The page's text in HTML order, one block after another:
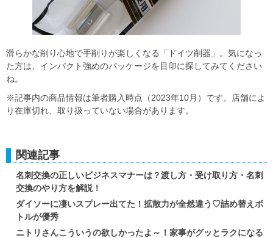
滑らかな削り心地で手削りが楽しくなる「ドイツ削器」。気になっ
た方は、インパクト強めのパッケージを目印に探してみてください
ね。
※記事内の商品情報は筆者購入時点（2023年10月）です。店舗によ
り在庫切れ、取り扱っていない場合があります。
関連記事
名刺交換の正しいビジネスマナーは？渡し方・受け取り方・名刺
交換のやり方を解説！
ダイソーに凄いスプレー出てた！拡散力が全然違う♡詰め替えボ
トルが優秀
ニトリさんこういうの欲しかったよ～！家事がグッとラクになる